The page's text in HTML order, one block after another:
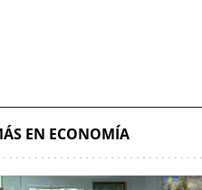
EN ECONOMÍA